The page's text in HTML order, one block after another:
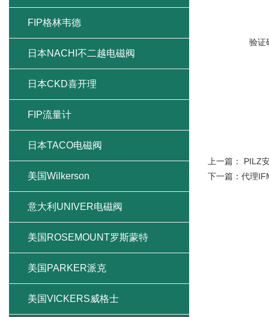
验证
上一篇： PILZ
下一篇： 代理
FIP格林韦德
日本NACHI不二越电磁阀
日本CKD喜开理
FIP流量计
日本TACO电磁阀
美国Wilkerson
意大利UNIVER电磁阀
美国ROSEMOUNT罗斯蒙特
美国PARKER派克
美国VICKERS威格士